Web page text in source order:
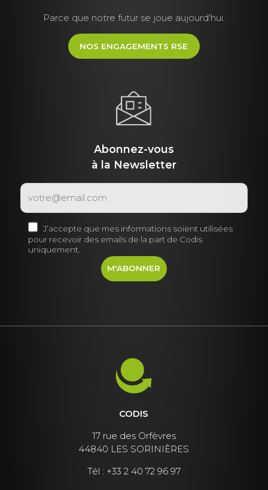
Parce que notre futur se joue aujourd'hui.
NOS ENGAGEMENTS RSE
Abonnez-vous
à la Newsletter
J’accepte que mes informations soient utilisées
pour recevoir des emails de la part de Codis
uniquement.
CODIS
17 rue des Orfèvres
44840 LES SORINIÈRES
Tél : +33 2 40 72 96 97